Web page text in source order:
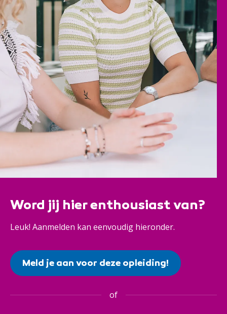
Word jij hier enthousiast van?
Leuk! Aanmelden kan eenvoudig hieronder.
Meld je aan voor deze opleiding!
of